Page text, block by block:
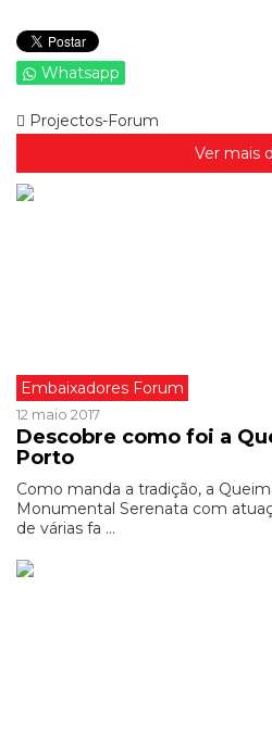
Whatsapp
Projectos-Forum
Ver mais
Embaixadores Forum
12 maio 2017
Descobre como foi a
Porto
Como manda a tradição, a
Monumental Serenata com
de várias fa ...